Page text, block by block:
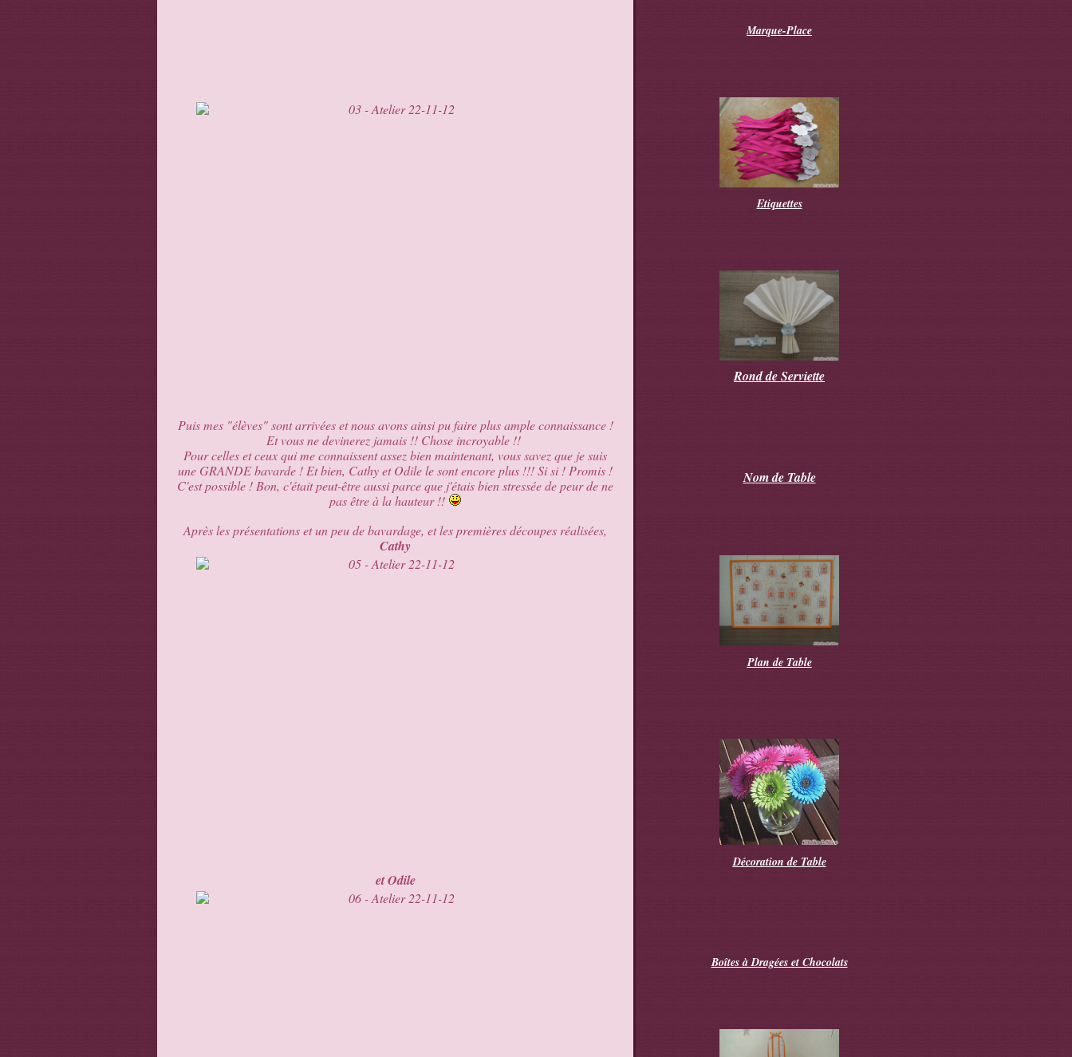
Puis mes "élèves" sont arrivées et nous avons ainsi pu faire plus ample connaissance !
Et vous ne devinerez jamais !! Chose incroyable !!
Pour celles et ceux qui me connaissent assez bien maintenant, vous savez que je suis
une GRANDE bavarde ! Et bien, Cathy et Odile le sont encore plus !!! Si si ! Promis !
C'est possible ! Bon, c'était peut-être aussi parce que j'étais bien stressée de peur de ne
pas être à la hauteur !!
Après les présentations et un peu de bavardage, et les premières découpes réalisées,
Cathy
et Odile
Marque-Place
Etiquettes
Rond de Serviette
Nom de Table
Plan de Table
Décoration de Table
Boîtes à Dragées et Chocolats